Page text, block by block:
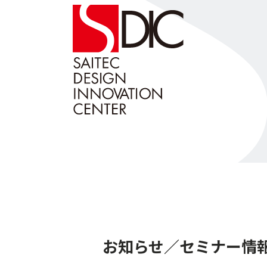
お知らせ／セミナー情